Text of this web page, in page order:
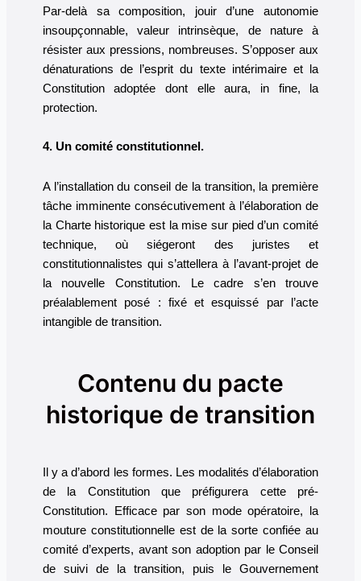
Par-delà sa composition, jouir d’une autonomie
insoupçonnable, valeur intrinsèque, de nature à
résister aux pressions, nombreuses. S’opposer aux
dénaturations de l’esprit du texte intérimaire et la
Constitution adoptée dont elle aura, in fine, la
protection.
4. Un comité constitutionnel.
A l’installation du conseil de la transition, la première
tâche imminente consécutivement à l’élaboration de
la Charte historique est la mise sur pied d’un comité
technique, où siégeront des juristes et
constitutionnalistes qui s’attellera à l’avant-projet de
la nouvelle Constitution. Le cadre s’en trouve
préalablement posé : fixé et esquissé par l’acte
intangible de transition.
Contenu du pacte
historique de transition
Il y a d’abord les formes. Les modalités d’élaboration
de la Constitution que préfigurera cette pré-
Constitution. Efficace par son mode opératoire, la
mouture constitutionnelle est de la sorte confiée au
comité d’experts, avant son adoption par le Conseil
de suivi de la transition, puis le Gouvernement